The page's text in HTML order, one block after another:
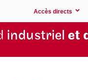
Accès directs
industriel et